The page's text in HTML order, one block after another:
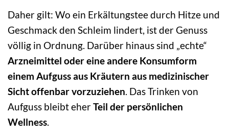
Daher gilt: Wo ein Erkältungstee durch Hitze und
Geschmack den Schleim lindert, ist der Genuss
völlig in Ordnung. Darüber hinaus sind „echte“
Arzneimittel oder eine andere Konsumform
einem Aufguss aus Kräutern aus medizinischer
Sicht offenbar vorzuziehen. Das Trinken von
Aufguss bleibt eherTeil der persönlichen
Wellness.